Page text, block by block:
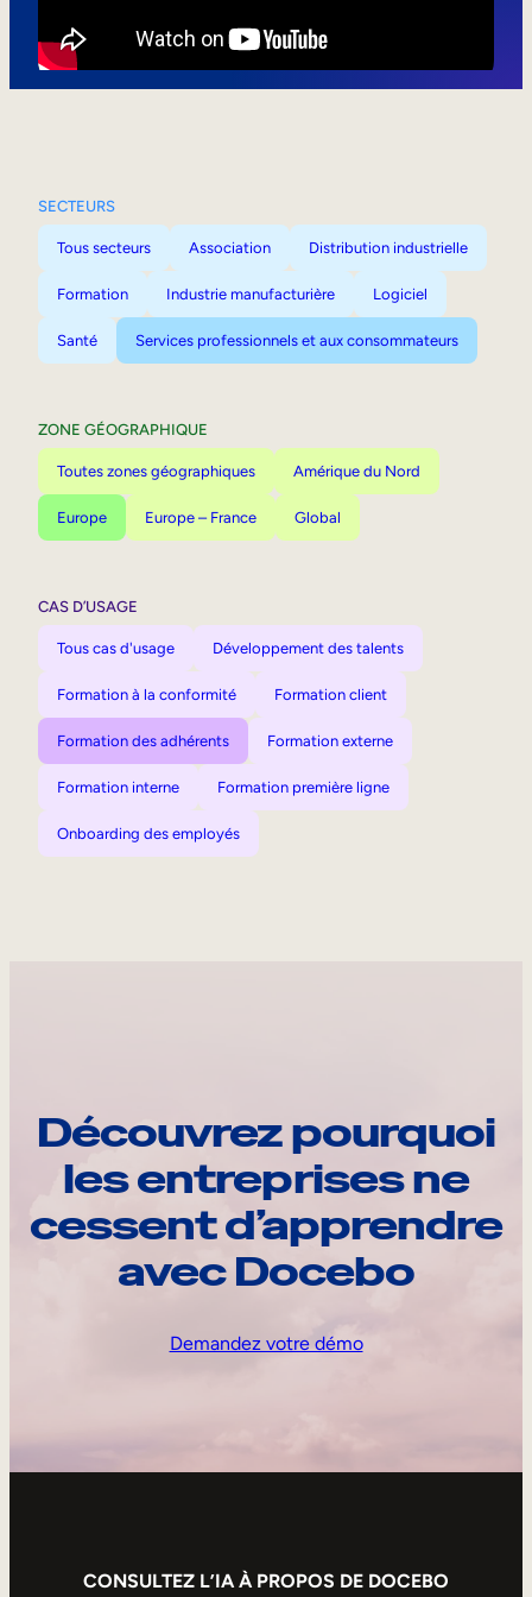
SECTEURS
Tous secteurs Association Distribution industrielle
Formation Industrie manufacturière Logiciel
Santé Services professionnels et aux consommateurs
ZONE GÉOGRAPHIQUE
Toutes zones géographiques Amérique du Nord
Europe Europe – France Global
CAS D’USAGE
Tous cas d'usage Développement des talents
Formation à la conformité Formation client
Formation des adhérents Formation externe
Formation interne Formation première ligne
Onboarding des employés
Découvrez pourquoi
les entreprises ne
cessent d’apprendre
avec Docebo
Demandez votre démo
CONSULTEZ L’IA À PROPOS DE DOCEBO